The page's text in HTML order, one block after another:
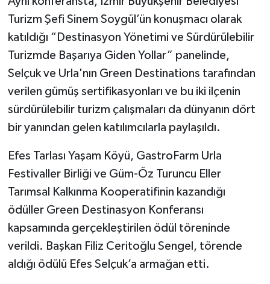
Turizm Şefi Sinem Soygül’ün konuşmacı olarak
katıldığı “Destinasyon Yönetimi ve Sürdürülebilir
Turizmde Başarıya Giden Yollar” panelinde,
Selçuk ve Urla'nın Green Destinations tarafından
verilen gümüş sertifikasyonları ve bu iki ilçenin
sürdürülebilir turizm çalışmaları da dünyanın dört
bir yanından gelen katılımcılarla paylaşıldı.
Efes Tarlası Yaşam Köyü, GastroFarm Urla
Festivaller Birliği ve Güm-Öz Turuncu Eller
Tarımsal Kalkınma Kooperatifinin kazandığı
ödüller Green Destinasyon Konferansı
kapsamında gerçekleştirilen ödül töreninde
verildi. Başkan Filiz Ceritoğlu Sengel, törende
aldığı ödülü Efes Selçuk’a armağan etti.